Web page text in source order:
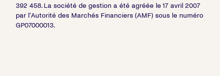
392 458. La société de gestion a été agréée le 17 avril 2007
par l'Autorité des Marchés Financiers (AMF) sous le numéro
GP07000013.